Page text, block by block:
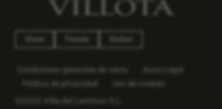
Vinos Tienda Visitas
Condiciones generales de venta
©2026 Viña del Lentisco S.L.